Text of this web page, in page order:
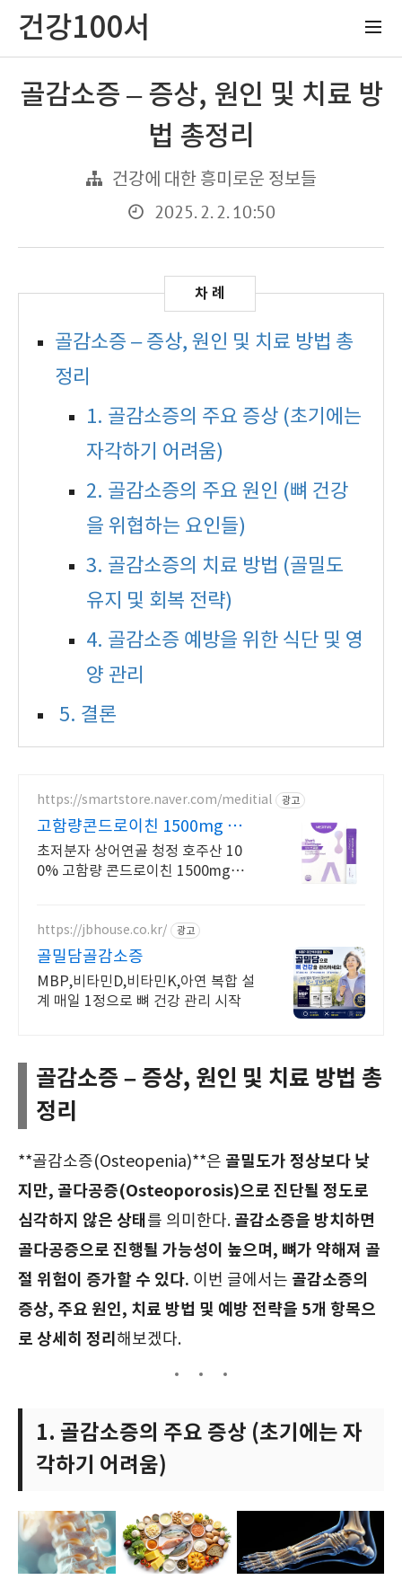
건강100서
골감소증 – 증상, 원인 및 치료 방
법 총정리
건강에 대한 흥미로운 정보들
2025. 2. 2. 10:50
골감소증 – 증상, 원인 및 치료 방법 총
정리
1. 골감소증의 주요 증상 (초기에는
자각하기 어려움)
2. 골감소증의 주요 원인 (뼈 건강
을 위협하는 요인들)
3. 골감소증의 치료 방법 (골밀도
유지 및 회복 전략)
4. 골감소증 예방을 위한 식단 및 영
양 관리
5. 결론
https://smartstore.naver.com/meditial 광고
고함량콘드로이친 1500mg 편안
한 목넘김, 식물첨가물X
초저분자 상어연골 청정 호주산 10
0% 고함량 콘드로이친 1500mg으로
https://jbhouse.co.kr/ 광고
골밀담골감소증
MBP,비타민D,비타민K,아연 복합 설
계 매일 1정으로 뼈 건강 관리 시작
골감소증 – 증상, 원인 및 치료 방법 총
정리
**골감소증(Osteopenia)**은 골밀도가 정상보다 낮
지만, 골다공증(Osteoporosis)으로 진단될 정도로
심각하지 않은 상태 를 의미한다. 골감소증을 방치하면
골다공증으로 진행될 가능성이 높으며, 뼈가 약해져 골
절 위험이 증가할 수 있다. 이번 글에서는 골감소증의
증상, 주요 원인, 치료 방법 및 예방 전략을 5개 항목으
로 상세히 정리 해보겠다.
1. 골감소증의 주요 증상 (초기에는 자
각하기 어려움)